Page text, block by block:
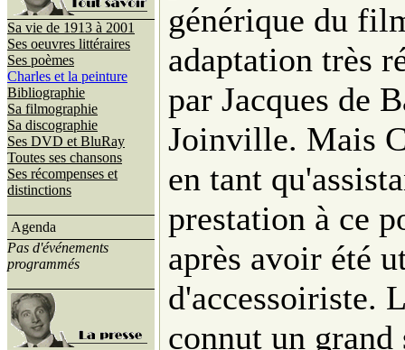
Sa vie de 1913 à 2001
Ses oeuvres littéraires
Ses poèmes
Charles et la peinture
Bibliographie
Sa filmographie
Sa discographie
Ses DVD et BluRay
Toutes ses chansons
Ses récompenses et
distinctions
Agenda
Pas d'événements
programmés
générique du
adaptation très
par Jacques de
Joinville. Mais
en tant
prestation à ce
après avoir été
d'accessoiriste.
connut un